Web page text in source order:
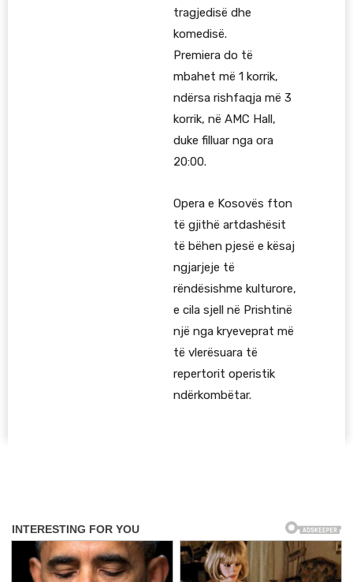
tragjedisë dhe
komedisë.
Premiera do të
mbahet më 1 korrik,
ndërsa rishfaqja më 3
korrik, në AMC Hall,
duke filluar nga ora
20:00.
Opera e Kosovës fton
të gjithë artdashësit
të bëhen pjesë e kësaj
ngjarjeje të
rëndësishme kulturore,
e cila sjell në Prishtinë
një nga kryeveprat më
të vlerësuara të
repertorit operistik
ndërkombëtar.